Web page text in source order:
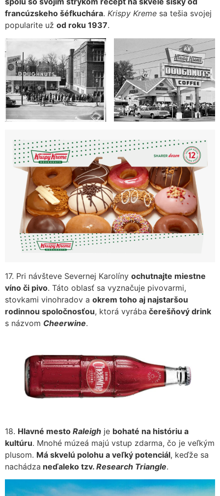
francúzskeho šéfkuchára. Krispy Kreme sa tešia svojej
popularite už od roku 1937.
17. Pri návšteve Severnej Karolíny ochutnajte miestne
víno či pivo. Táto oblasť sa vyznačuje pivovarmi,
stovkami vinohradov a okrem toho aj najstaršou
rodinnou spoločnosťou, ktorá vyrába čerešňový drink
s názvom Cheerwine.
18. Hlavné mesto Raleigh je bohaté na históriu a
kultúru. Mnohé múzeá majú vstup zdarma, čo je veľkým
plusom. Má skvelú polohu a veľký potenciál, keďže sa
nachádza neďaleko tzv. Research Triangle.